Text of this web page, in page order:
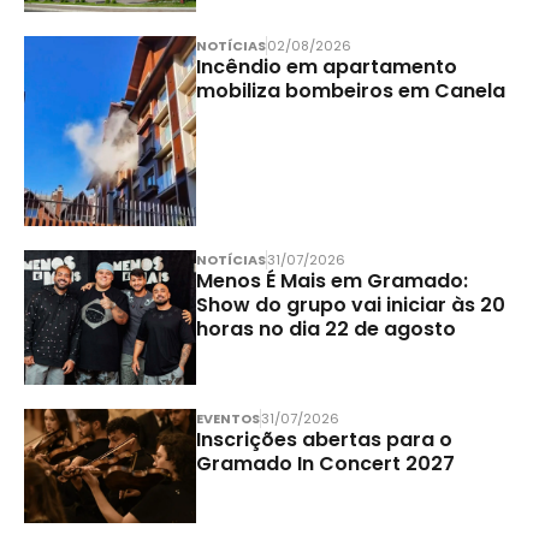
NOTÍCIAS02/08/2026
Incêndio em apartamento
mobiliza bombeiros em Canela
NOTÍCIAS31/07/2026
Menos É Mais em Gramado:
Show do grupo vai iniciar às 20
horas no dia 22 de agosto
EVENTOS31/07/2026
Inscrições abertas para o
Gramado In Concert 2027